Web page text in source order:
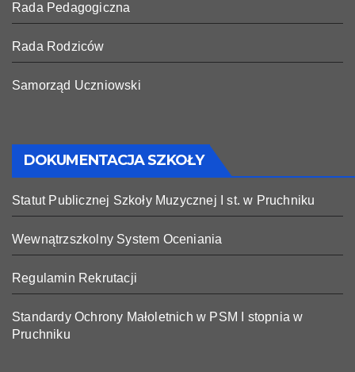
Rada Pedagogiczna
Rada Rodziców
Samorząd Uczniowski
DOKUMENTACJA SZKOŁY
Statut Publicznej Szkoły Muzycznej I st. w Pruchniku
Wewnątrzszkolny System Oceniania
Regulamin Rekrutacji
Standardy Ochrony Małoletnich w PSM I stopnia w
Pruchniku